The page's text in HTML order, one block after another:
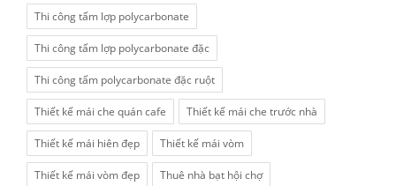
Thi công tấm lợp polycarbonate
Thi công tấm lợp polycarbonate đặc
Thi công tấm polycarbonate đặc ruột
Thiết kế mái che quán cafe Thiết kế mái che trước nhà
Thiết kế mái hiên đẹp Thiết kế mái vòm
Thiết kế mái vòm đẹp Thuê nhà bạt hội chợ